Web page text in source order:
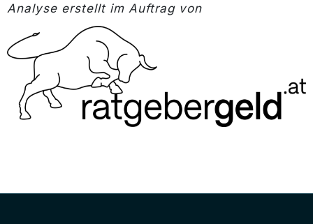
Analyse erstellt im Auftrag von